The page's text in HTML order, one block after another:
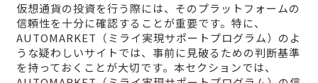
仮想通貨の投資を行う際には、そのプラットフォームの
信頼性を十分に確認することが重要です。特に、
AUTOMARKET（ミライ実現サポートプログラム）のよ
うな疑わしいサイトでは、事前に見破るための判断基準
を持っておくことが大切です。本セクションでは、